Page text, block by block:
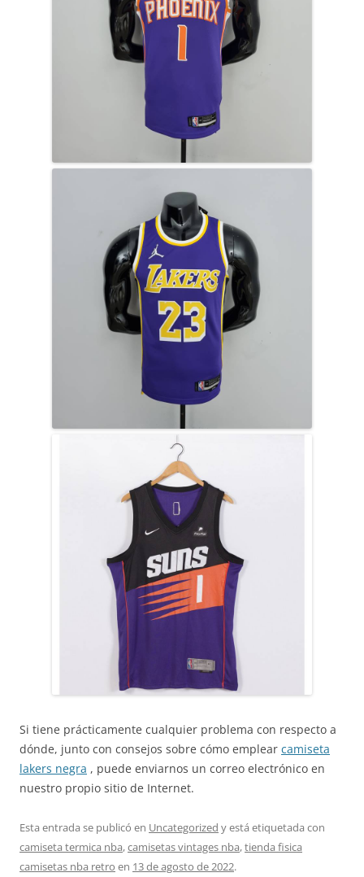
Si tiene prácticamente cualquier problema con respecto a
dónde, junto con consejos sobre cómo emplear camiseta
lakers negra , puede enviarnos un correo electrónico en
nuestro propio sitio de Internet.
Esta entrada se publicó en Uncategorized y está etiquetada con
camiseta termica nba,camisetas vintages nba,tienda fisica
camisetas nba retro en 13 de agosto de 2022.